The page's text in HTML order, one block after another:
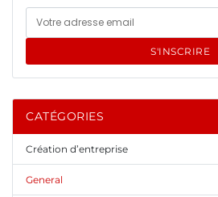
S'INSCRIRE
CATÉGORIES
Création d’entreprise
General